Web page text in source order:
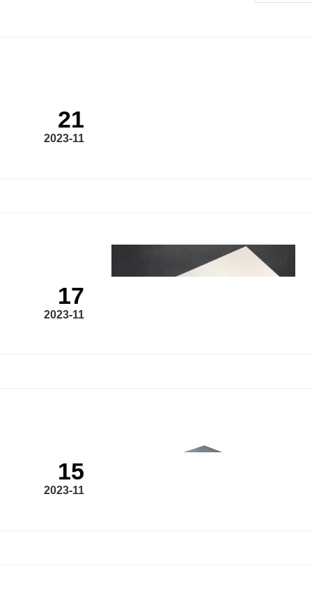
21
2023-11
17
2023-11
15
2023-11